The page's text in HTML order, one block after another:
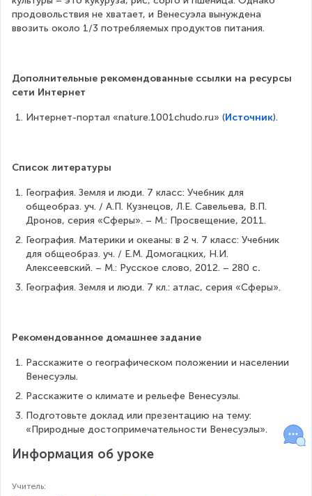
продовольствия не хватает, и Венесуэла вынуждена
ввозить около 1/3 потребляемых продуктов питания.
Дополнительные рекомендованные ссылки на ресурсы
сети Интернет
Интернет-портал «nature.1001chudo.ru» (Источник).
Список литературы
География. Земля и люди. 7 класс: Учебник для
общеобраз. уч. / А.П. Кузнецов, Л.Е. Савельева, В.П.
Дронов, серия «Сферы». – М.: Просвещение, 2011.
География. Материки и океаны: в 2 ч. 7 класс: Учебник
для общеобраз. уч. / Е.М. Домогацких, Н.И.
Алексеевский. – М.: Русское слово, 2012. – 280 с.
География. Земля и люди. 7 кл.: атлас, серия «Сферы».
Рекомендованное домашнее задание
Расскажите о географическом положении и населении
Венесуэлы.
Расскажите о климате и рельефе Венесуэлы.
Подготовьте доклад или презентацию на тему:
«Природные достопримечательности Венесуэлы».
Информация об уроке
Учитель: